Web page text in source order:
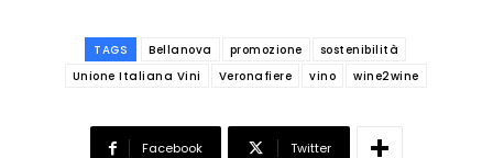
TAGS Bellanova promozione
sostenibilità
Unione Italiana Vini
Veronafiere vino wine2wine
Facebook Twitter